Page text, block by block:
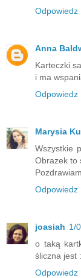
Odpowiedz
Anna
Karteczki
i ma
Odpowiedz
Marysia
Wszystkie
Obrazek to
Odpowiedz
joasiah 1/
o taką
śliczna jest
Odpowiedz